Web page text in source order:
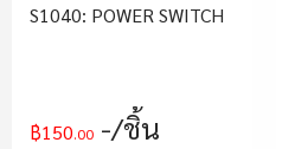
S1040: POWER SWITCH
฿150.00
/ชิ้น